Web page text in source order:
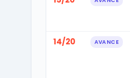
14/20 AVANCE